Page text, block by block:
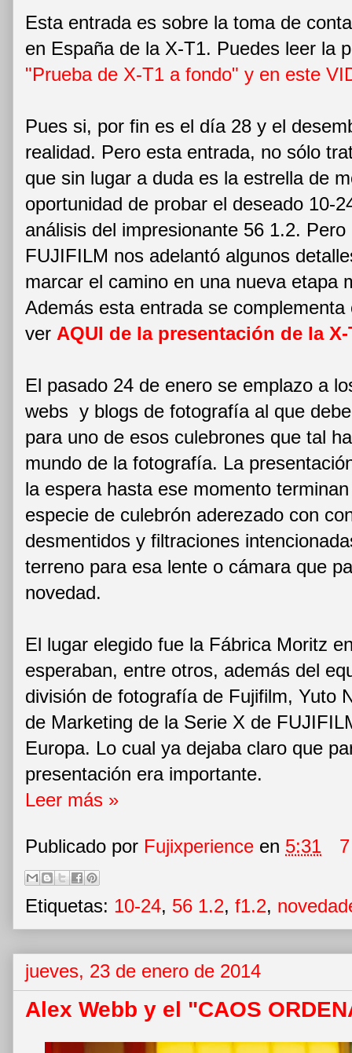
Esta entrada es sobre la toma de
en España de la X-T1. Puedes leer la
"Prueba de X-T1 a fondo" y en este
Pues si, por fin es el día 28 y el
realidad. Pero esta entrada, no sólo
que sin lugar a duda es la estrella de
oportunidad de probar el deseado 10-
análisis del impresionante 56 1.2.
FUJIFILM nos adelantó algunos
marcar el camino en una nueva etapa
Además esta entrada se
ver AQUI de la presentación de la X-
El pasado 24 de enero se emplazo a
webs y blogs de fotografía al que
para uno de esos culebrones que tal
mundo de la fotografía. La
la espera hasta ese momento
especie de culebrón aderezado con
desmentidos y filtraciones
terreno para esa lente o cámara que
novedad.
El lugar elegido fue la Fábrica Moritz
esperaban, entre otros, además del
división de fotografía de Fujifilm, Yuto
de Marketing de la Serie X de
Europa. Lo cual ya dejaba claro que
presentación era importante.
Leer más »
Publicado por Fujixperience en 5:31
Etiquetas: 10-24, 56 1.2, f1.2,
jueves, 23 de enero de 2014
Alex Webb y el "CAOS